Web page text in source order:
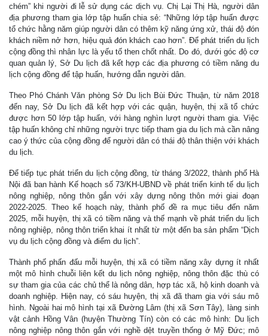
chém” khi người đi lễ sử dụng các dịch vụ. Chị Lại Thị Hà, người dân
địa phương tham gia lớp tập huấn chia sẻ: “Những lớp tập huấn được
tổ chức hằng năm giúp người dân có thêm kỹ năng ứng xử, thái độ đón
khách niềm nở hơn, hiệu quả đón khách cao hơn”. Để phát triển du lịch
cộng đồng thì nhân lực là yếu tố then chốt nhất. Do đó, dưới góc độ cơ
quan quản lý, Sở Du lịch đã kết hợp các địa phương có tiềm năng du
lịch cộng đồng để tập huấn, hướng dẫn người dân.
Theo Phó Chánh Văn phòng Sở Du lịch Bùi Đức Thuận, từ năm 2018
đến nay, Sở Du lịch đã kết hợp với các quận, huyện, thị xã tổ chức
được hơn 50 lớp tập huấn, với hàng nghìn lượt người tham gia. Việc
tập huấn không chỉ những người trực tiếp tham gia du lịch mà cần nâng
cao ý thức của cộng đồng để người dân có thái độ thân thiện với khách
du lịch.
Để tiếp tục phát triển du lịch cộng đồng, từ tháng 3/2022, thành phố Hà
Nội đã ban hành Kế hoạch số 73/KH-UBND về phát triển kinh tế du lịch
nông nghiệp, nông thôn gắn với xây dựng nông thôn mới giai đoạn
2022-2025. Theo kế hoạch này, thành phố đề ra mục tiêu đến năm
2025, mỗi huyện, thị xã có tiềm năng và thế mạnh về phát triển du lịch
nông nghiệp, nông thôn triển khai ít nhất từ một đến ba sản phẩm “Dịch
vụ du lịch cộng đồng và điểm du lịch”.
Thành phố phấn đấu mỗi huyện, thị xã có tiềm năng xây dựng ít nhất
một mô hình chuỗi liên kết du lịch nông nghiệp, nông thôn đặc thù có
sự tham gia của các chủ thể là nông dân, hợp tác xã, hộ kinh doanh và
doanh nghiệp. Hiện nay, có sáu huyện, thị xã đã tham gia với sáu mô
hình. Ngoài hai mô hình tại xã Đường Lâm (thị xã Sơn Tây), làng sinh
vật cảnh Hồng Vân (huyện Thường Tín) còn có các mô hình: Du lịch
nông nghiệp nông thôn gắn với nghề dệt truyền thống ở Mỹ Đức; mô